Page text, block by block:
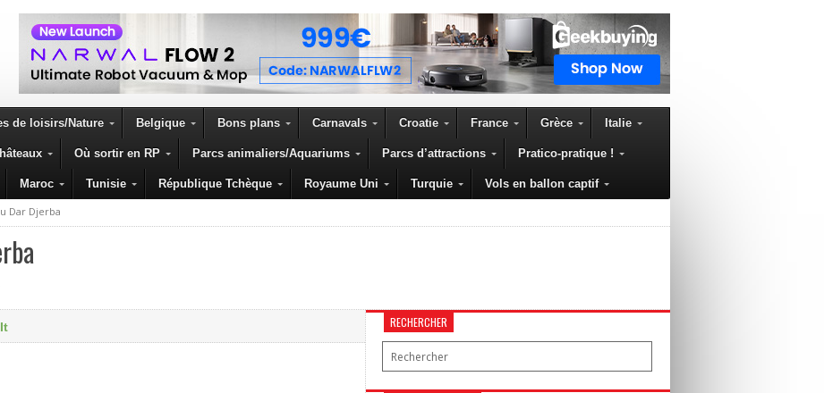
de loisirs/Nature Belgique Bons plans Carnavals Croatie France Grèce Italie
Où sortir en RP Parcs animaliers/Aquariums Parcs d’attractions Pratico-pratique !
Maroc Tunisie République Tchèque Royaume Uni Turquie Vols en ballon captif
Dar Djerba
RECHERCHER